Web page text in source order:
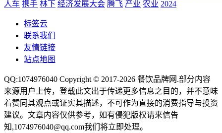
人车 携手 林下 经济发展大会 腾飞 产业 农业 2024
标签云
联系我们
友情链接
站点地图
QQ:1074976040 Copyright © 2017-2026 餐饮品牌网 .部分内容
来源用户上传，登载此文出于传递更多信息之目的，并不意味
着赞同其观点或证实其描述，不可作为直接的消费指导与投资
建议。文章内容仅供参考，如有侵犯版权请来信告
知,1074976040@qq.com我们将立即处理。